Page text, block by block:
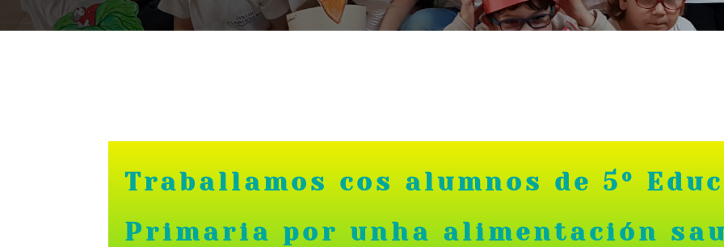
Traballamos cos alumnos de 5º
Primaria por unha alimentación